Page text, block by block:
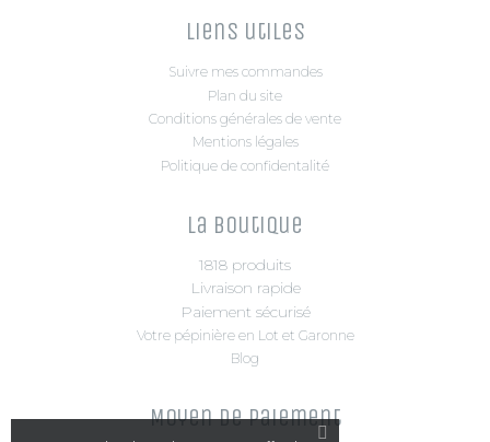
Liens utiles
Suivre mes commandes
Plan du site
Conditions générales de vente
Mentions légales
Politique de confidentalité
La boutique
1818 produits
Livraison rapide
Paiement sécurisé
Votre pépinière en Lot et Garonne
Blog
Moyen de paiement